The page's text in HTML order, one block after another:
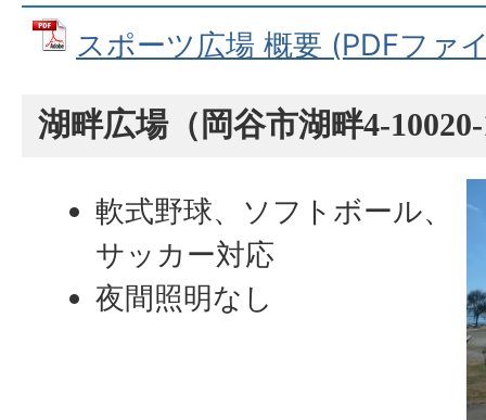
スポーツ広場 概要 (PDFファ
湖畔広場（岡谷市湖畔4-
軟式野球、ソフトボール、
サッカー対応
夜間照明なし